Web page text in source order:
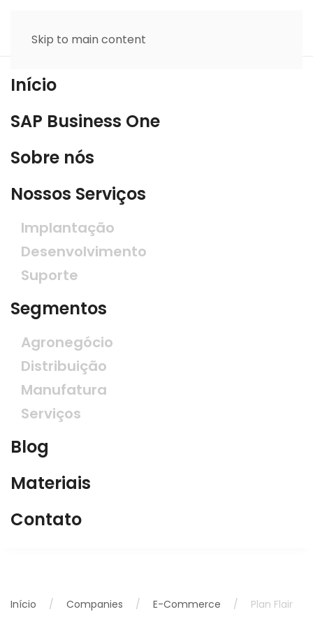
Skip to main content
Início
SAP Business One
Sobre nós
Nossos Serviços
Implantação
Desenvolvimento
Suporte
Segmentos
Agronegócio
Distribuição
Manufatura
Serviços
Blog
Materiais
Contato
Início Companies E-Commerce Plan Flair